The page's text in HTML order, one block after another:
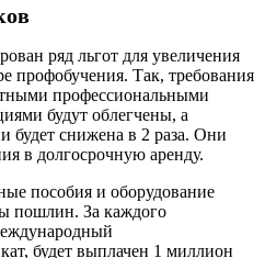
ряд льгот для увеличения
профобучения. Так, требования
профессиональными
будут облегчены, а
будет снижена в 2 раза. Они
в долгосрочную аренду.
пособия и оборудование
пошлин. За каждого
будет выплачен 1 миллион